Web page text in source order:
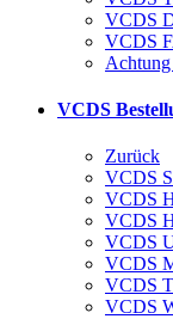
VCDS
VCDS
VCDS
Zurück
VCDS
VCDS
VCDS
VCDS
VCDS
VCDS
VCDS